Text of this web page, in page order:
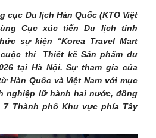
cục Du lịch Hàn Quốc (KTO Việt
Cục xúc tiến Du lịch tỉnh
sự kiện “Korea Travel Mart
thi Thiết kế Sản phẩm du
tại Hà Nội. Sự tham gia của
Hàn Quốc và Việt Nam với mục
nghiệp lữ hành hai nước, đồng
Thành phố Khu vực phía Tây